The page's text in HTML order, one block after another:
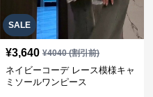
SALE
¥3,640 ¥4040(割引前)
ネイビーコーデ レース模様キャ
ミソールワンピース